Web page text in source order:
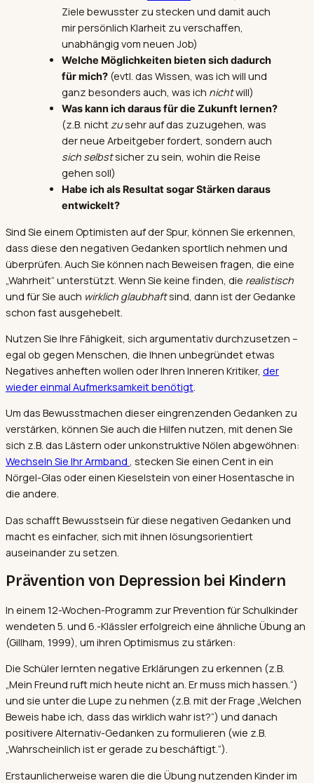
Ziele bewusster zu stecken und damit auch
mir persönlich Klarheit zu verschaffen,
unabhängig vom neuen Job)
Welche Möglichkeiten bieten sich dadurch
für mich? (evtl. das Wissen, was ich will und
ganz besonders auch, was ich nichtwill)
Was kann ich daraus für die Zukunft lernen?
(z.B. nichtzusehr auf das zuzugehen, was
der neue Arbeitgeber fordert, sondern auch
sich selbstsicher zu sein, wohin die Reise
gehen soll)
Habe ich als Resultat sogar Stärken daraus
entwickelt?
Sind Sie einem Optimisten auf der Spur, können Sie erkennen,
dass diese den negativen Gedanken sportlich nehmen und
überprüfen. Auch Sie können nach Beweisen fragen, die eine
„Wahrheit“ unterstützt. Wenn Sie keine finden, die realistisch
und für Sie auch wirklich glaubhaftsind, dann ist der Gedanke
schon fast ausgehebelt.
Nutzen Sie Ihre Fähigkeit, sich argumentativ durchzusetzen –
egal ob gegen Menschen, die Ihnen unbegründet etwas
Negatives anheften wollen oder Ihren Inneren Kritiker, der
wieder einmal Aufmerksamkeit benötigt.
Um das Bewusstmachen dieser eingrenzenden Gedanken zu
verstärken, können Sie auch die Hilfen nutzen, mit denen Sie
sich z.B. das Lästern oder unkonstruktive Nölen abgewöhnen:
Wechseln Sie Ihr Armband , stecken Sie einen Cent in ein
Nörgel-Glas oder einen Kieselstein von einer Hosentasche in
die andere.
Das schafft Bewusstsein für diese negativen Gedanken und
macht es einfacher, sich mit ihnen lösungsorientiert
auseinander zu setzen.
Prävention von Depression bei Kindern
In einem 12-Wochen-Programm zur Prevention für Schulkinder
wendeten 5. und 6.-Klässler erfolgreich eine ähnliche Übung an
(Gillham, 1999), um ihren Optimismus zu stärken:
Die Schüler lernten negative Erklärungen zu erkennen (z.B.
„Mein Freund ruft mich heute nicht an. Er muss mich hassen.“)
und sie unter die Lupe zu nehmen (z.B. mit der Frage „Welchen
Beweis habe ich, dass das wirklich wahr ist?“) und danach
positivere Alternativ-Gedanken zu formulieren (wie z.B.
„Wahrscheinlich ist er gerade zu beschäftigt.“).
Erstaunlicherweise waren die die Übung nutzenden Kinder im